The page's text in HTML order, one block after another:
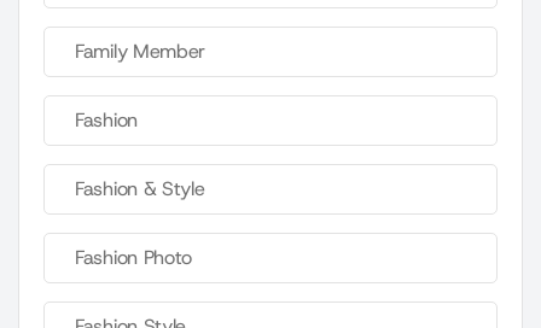
Family Member
Fashion
Fashion & Style
Fashion Photo